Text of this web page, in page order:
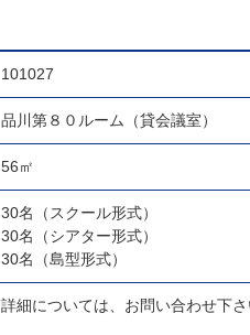
101027
品川第８０ルーム（貸会議室）
56㎡
30名（スクール形式）
30名（シアター形式）
30名（島型形式）
詳細については、お問い合わせ下さ